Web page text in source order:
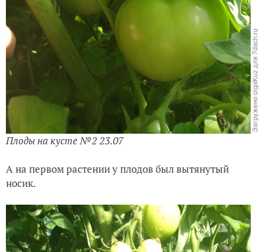
Плоды на кусте №2 23.07
А на первом растении у плодов был вытянутый
носик.